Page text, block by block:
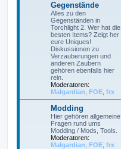
Gegenstände
Alles zu den
Gegenständen in
Torchlight 2. Wer hat die
besten Items? Zeigt her
eure Uniques!
Diskussionen zu
Verzauberungen und
anderen Zaubern
gehören ebenfalls hier
rein.
Moderatoren:
Malgardian FOE frx
Modding
Hier gehören allgemeine
Fragen rund ums
Modding / Mods, Tools.
Moderatoren:
Malgardian FOE frx